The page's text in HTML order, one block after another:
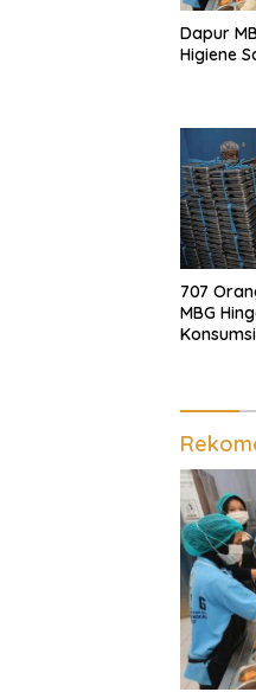
Dapur
Higiene
707
MBG